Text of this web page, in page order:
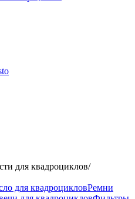
для квадроциклов/
для квадроцикловРемни